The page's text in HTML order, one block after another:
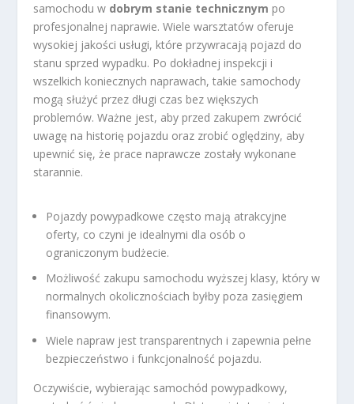
samochodu w dobrym stanie technicznym po
profesjonalnej naprawie. Wiele warsztatów oferuje
wysokiej jakości usługi, które przywracają pojazd do
stanu sprzed wypadku. Po dokładnej inspekcji i
wszelkich koniecznych naprawach, takie samochody
mogą służyć przez długi czas bez większych
problemów. Ważne jest, aby przed zakupem zwrócić
uwagę na historię pojazdu oraz zrobić oględziny, aby
upewnić się, że prace naprawcze zostały wykonane
starannie.
Pojazdy powypadkowe często mają atrakcyjne
oferty, co czyni je idealnymi dla osób o
ograniczonym budżecie.
Możliwość zakupu samochodu wyższej klasy, który w
normalnych okolicznościach byłby poza zasięgiem
finansowym.
Wiele napraw jest transparentnych i zapewnia pełne
bezpieczeństwo i funkcjonalność pojazdu.
Oczywiście, wybierając samochód powypadkowy,